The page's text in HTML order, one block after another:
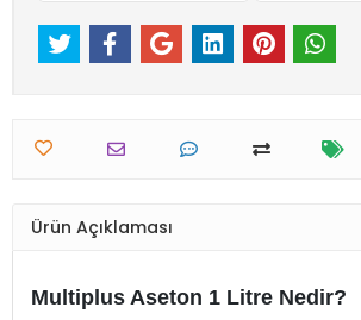
Ürün Açıklaması
Multiplus Aseton 1 Litre Nedir?